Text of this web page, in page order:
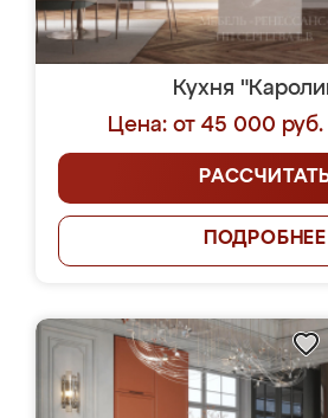
Кухня
Цена: от 45 000 руб.
ПОДРОБНЕЕ